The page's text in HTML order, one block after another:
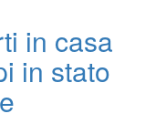
in casa
in stato